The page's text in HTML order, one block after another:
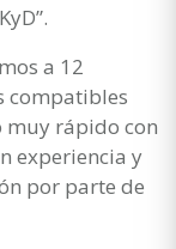
a 12
compatibles
muy rápido con
experiencia y
por parte de